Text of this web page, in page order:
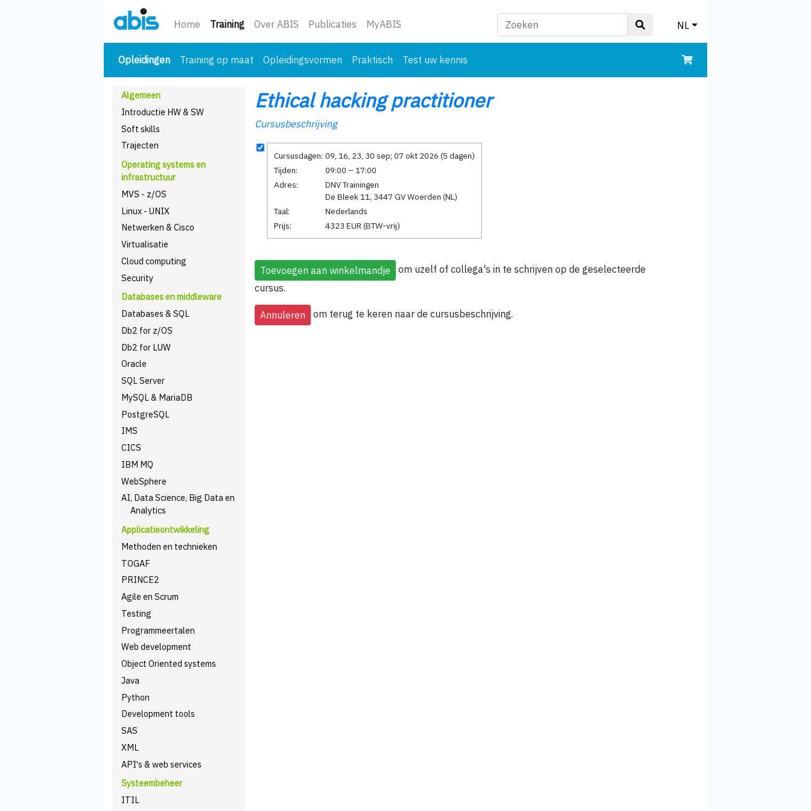
Home Training(huidige)
Over ABIS Publicaties MyABIS NL
Opleidingen(huidige)
Training op maat Opleidingsvormen Praktisch Test uw kennis
Algemeen
Introductie HW & SW
Soft skills
Trajecten
Operating systems en
infrastructuur
MVS - z/OS
Linux - UNIX
Netwerken & Cisco
Virtualisatie
Cloud computing
Security
Databases en middleware
Databases & SQL
Db2 for z/OS
Db2 for LUW
Oracle
SQL Server
MySQL & MariaDB
PostgreSQL
IMS
CICS
IBM MQ
WebSphere
AI, Data Science, Big Data en
Analytics
Applicatieontwikkeling
Methoden en technieken
TOGAF
PRINCE2
Agile en Scrum
Testing
Programmeertalen
Web development
Object Oriented systems
Java
Python
Development tools
SAS
XML
API's & web services
Systeembeheer
ITIL
Ethical hacking practitioner
Cursusbeschrijving
Cursusdagen: 09, 16, 23, 30 sep; 07 okt 2026 (5 dagen)
Tijden:
09:00 – 17:00
Adres:
DNV Trainingen
De Bleek 11, 3447 GV Woerden (NL)
Taal:
Nederlands
Prijs:
4323 EUR (BTW-vrij)
om uzelf of collega's in te schrijven op de geselecteerde
cursus.
om terug te keren naar de cursusbeschrijving.